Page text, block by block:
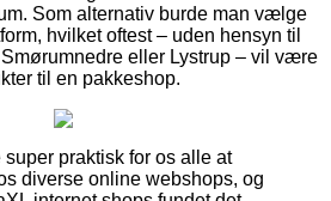
Som alternativ burde man vælge
hvilket oftest – uden hensyn til
eller Lystrup – vil være
til en pakkeshop.
praktisk for os alle at
diverse online webshops, og